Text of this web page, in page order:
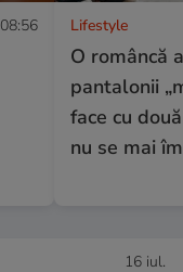
08:56 Lifestyle
O româncă
pantalonii
face cu
nu se mai
16 iul.